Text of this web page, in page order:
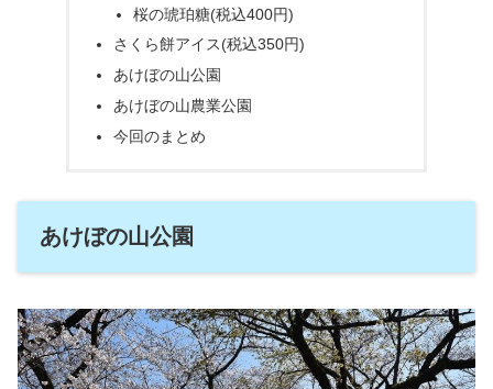
桜の琥珀糖(税込400円)
さくら餅アイス(税込350円)
あけぼの山公園
あけぼの山農業公園
今回のまとめ
あけぼの山公園